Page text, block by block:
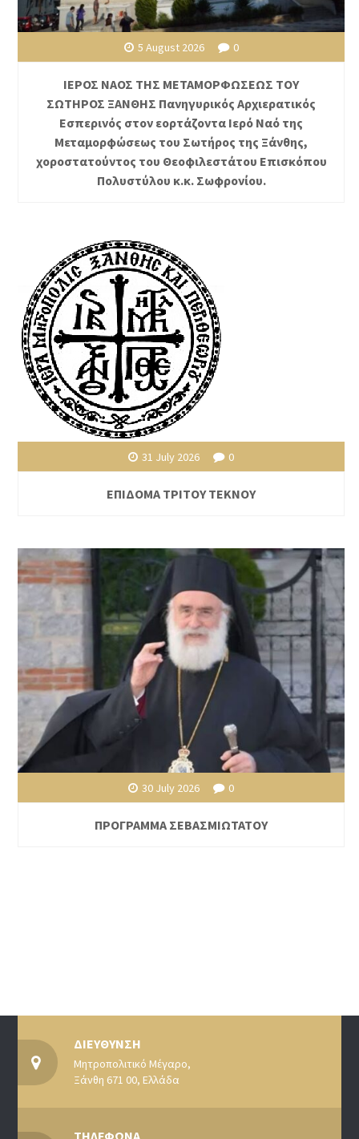
5 August 2026 0
ΙΕΡΟΣ ΝΑΟΣ ΤΗΣ ΜΕΤΑΜΟΡΦΩΣΕΩΣ ΤΟΥ
ΣΩΤΗΡΟΣ ΞΑΝΘΗΣ Πανηγυρικός Αρχιερατικός
Εσπερινός στον εορτάζοντα Ιερό Ναό της
Μεταμορφώσεως του Σωτήρος της Ξάνθης,
χοροστατούντος του Θεοφιλεστάτου Επισκόπου
Πολυστύλου κ.κ. Σωφρονίου.
31 July 2026 0
ΕΠΙΔΟΜΑ ΤΡΙΤΟΥ ΤΕΚΝΟΥ
30 July 2026 0
ΠΡΟΓΡΑΜΜΑ ΣΕΒΑΣΜΙΩΤΑΤΟΥ
ΔΙΕΥΘΥΝΣΗ
Μητροπολιτικό Μέγαρο,
Ξάνθη 671 00, Ελλάδα